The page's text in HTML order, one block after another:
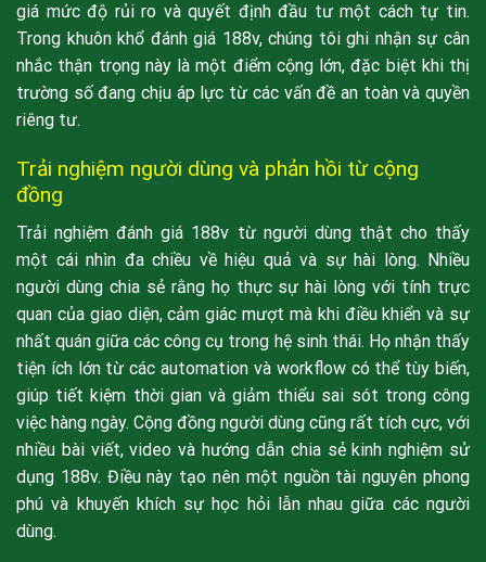
giá mức độ rủi ro và quyết định đầu tư một cách tự tin.
Trong khuôn khổ đánh giá 188v, chúng tôi ghi nhận sự cân
nhắc thận trọng này là một điểm cộng lớn, đặc biệt khi thị
trường số đang chịu áp lực từ các vấn đề an toàn và quyền
riêng tư.
Trải nghiệm người dùng và phản hồi từ cộng
đồng
Trải nghiệm đánh giá 188v từ người dùng thật cho thấy
một cái nhìn đa chiều về hiệu quả và sự hài lòng. Nhiều
người dùng chia sẻ rằng họ thực sự hài lòng với tính trực
quan của giao diện, cảm giác mượt mà khi điều khiển và sự
nhất quán giữa các công cụ trong hệ sinh thái. Họ nhận thấy
tiện ích lớn từ các automation và workflow có thể tùy biến,
giúp tiết kiệm thời gian và giảm thiểu sai sót trong công
việc hàng ngày. Cộng đồng người dùng cũng rất tích cực, với
nhiều bài viết, video và hướng dẫn chia sẻ kinh nghiệm sử
dụng 188v. Điều này tạo nên một nguồn tài nguyên phong
phú và khuyến khích sự học hỏi lẫn nhau giữa các người
dùng.